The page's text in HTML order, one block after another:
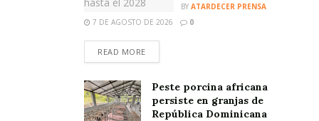
BY ATARDECER PRENSA
7 DE AGOSTO DE 2026
0
READ MORE
Peste porcina africana
persiste en granjas de
República Dominicana